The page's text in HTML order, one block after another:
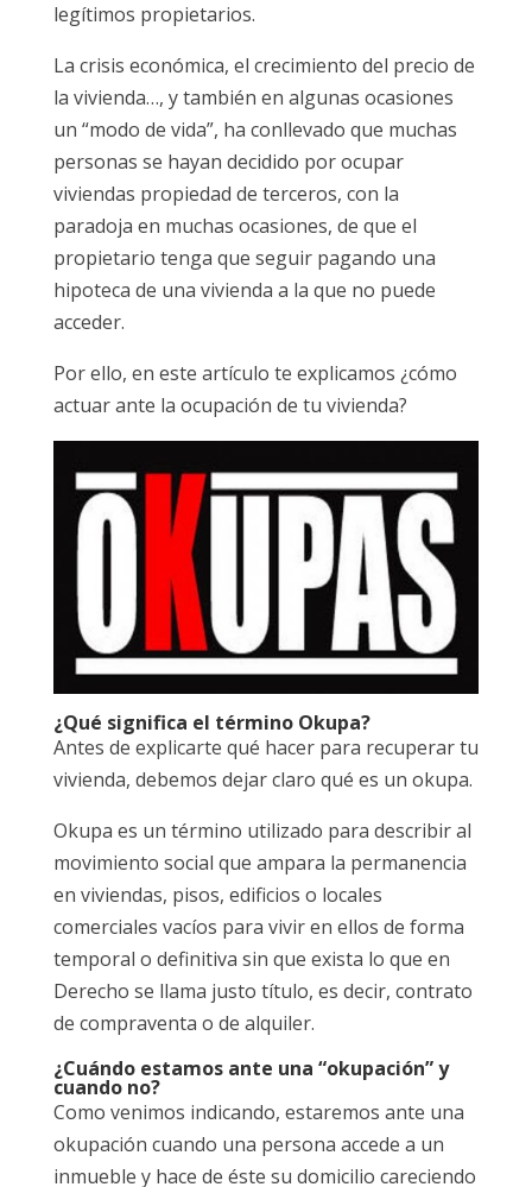
legítimos propietarios.
La crisis económica, el crecimiento del precio de
la vivienda…, y también en algunas ocasiones
un “modo de vida”, ha conllevado que muchas
personas se hayan decidido por ocupar
viviendas propiedad de terceros, con la
paradoja en muchas ocasiones, de que el
propietario tenga que seguir pagando una
hipoteca de una vivienda a la que no puede
acceder.
Por ello, en este artículo te explicamos ¿cómo
actuar ante la ocupación de tu vivienda?
¿Qué significa el término Okupa?
Antes de explicarte qué hacer para recuperar tu
vivienda, debemos dejar claro qué es un okupa.
Okupa es un término utilizado para describir al
movimiento social que ampara la permanencia
en viviendas, pisos, edificios o locales
comerciales vacíos para vivir en ellos de forma
temporal o definitiva sin que exista lo que en
Derecho se llama justo título, es decir, contrato
de compraventa o de alquiler.
¿Cuándo estamos ante una “okupación” y
cuando no?
Como venimos indicando, estaremos ante una
okupación cuando una persona accede a un
inmueble y hace de éste su domicilio careciendo